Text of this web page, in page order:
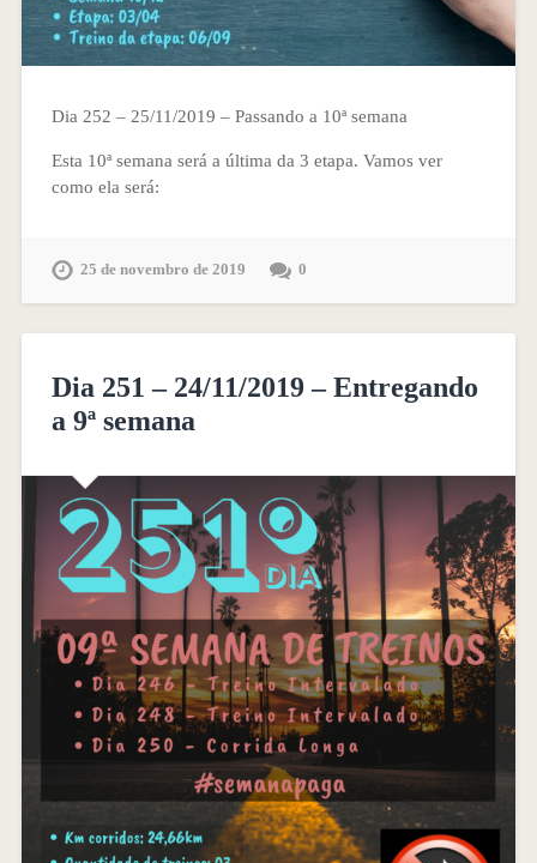
Dia 252 – 25/11/2019 – Passando a 10ª semana
Esta 10ª semana será a última da 3 etapa. Vamos ver
como ela será:
25 de novembro de 2019 0
Dia 251 – 24/11/2019 – Entregando
a 9ª semana